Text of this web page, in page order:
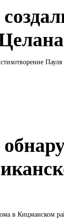
Пауля
в Кицманском